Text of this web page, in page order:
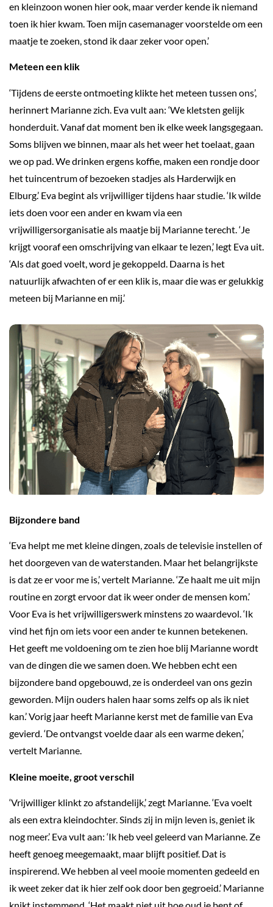
en kleinzoon wonen hier ook, maar verder kende ik niemand
toen ik hier kwam. Toen mijn casemanager voorstelde om een
maatje te zoeken, stond ik daar zeker voor open.’
Meteen een klik
‘Tijdens de eerste ontmoeting klikte het meteen tussen ons’,
herinnert Marianne zich. Eva vult aan: ‘We kletsten gelijk
honderduit. Vanaf dat moment ben ik elke week langsgegaan.
Soms blijven we binnen, maar als het weer het toelaat, gaan
we op pad. We drinken ergens koffie, maken een rondje door
het tuincentrum of bezoeken stadjes als Harderwijk en
Elburg.’ Eva begint als vrijwilliger tijdens haar studie. ‘Ik wilde
iets doen voor een ander en kwam via een
vrijwilligersorganisatie als maatje bij Marianne terecht. ‘Je
krijgt vooraf een omschrijving van elkaar te lezen,’ legt Eva uit.
‘Als dat goed voelt, word je gekoppeld. Daarna is het
natuurlijk afwachten of er een klik is, maar die was er gelukkig
meteen bij Marianne en mij.’
Bijzondere band
‘Eva helpt me met kleine dingen, zoals de televisie instellen of
het doorgeven van de waterstanden. Maar het belangrijkste
is dat ze er voor me is,’ vertelt Marianne. ‘Ze haalt me uit mijn
routine en zorgt ervoor dat ik weer onder de mensen kom.’
Voor Eva is het vrijwilligerswerk minstens zo waardevol. ‘Ik
vind het fijn om iets voor een ander te kunnen betekenen.
Het geeft me voldoening om te zien hoe blij Marianne wordt
van de dingen die we samen doen. We hebben echt een
bijzondere band opgebouwd, ze is onderdeel van ons gezin
geworden. Mijn ouders halen haar soms zelfs op als ik niet
kan.’ Vorig jaar heeft Marianne kerst met de familie van Eva
gevierd. ‘De ontvangst voelde daar als een warme deken,’
vertelt Marianne.
Kleine moeite, groot verschil
‘Vrijwilliger klinkt zo afstandelijk,’ zegt Marianne. ‘Eva voelt
als een extra kleindochter. Sinds zij in mijn leven is, geniet ik
nog meer.’ Eva vult aan: ‘Ik heb veel geleerd van Marianne. Ze
heeft genoeg meegemaakt, maar blijft positief. Dat is
inspirerend. We hebben al veel mooie momenten gedeeld en
ik weet zeker dat ik hier zelf ook door ben gegroeid.’ Marianne